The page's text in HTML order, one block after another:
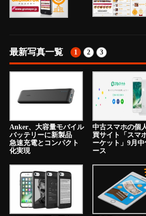
最新写真一覧 1 2 3
Anker、大容量モバイル
バッテリーに新製品
急速充電とコンパクト
化実現
中古スマホの個
買サイト「スマ
ーケット」9月中
ース